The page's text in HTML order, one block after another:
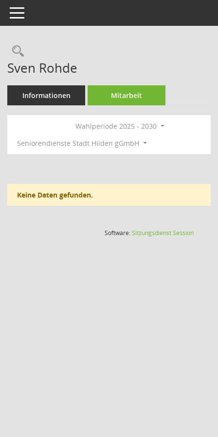
Toggle navigation
Rechercheauswahl
Sven Rohde
Informationen Mitarbeit
Wahlperiode 2025 - 2030
Seniorendienste Stadt Hilden gGmbH
Keine Daten gefunden.
Software:SitzungsdienstSession(Wird in